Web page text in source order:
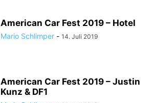
American Car Fest 2019 – Hotel
Mario Schlimper - 14. Juli 2019
American Car Fest 2019 – Justin
Kunz & DF1